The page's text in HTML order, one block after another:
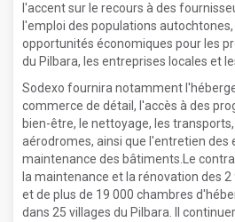
l'accent sur le recours à des
l'emploi des populations
opportunités économiques pour les
du Pilbara, les entreprises locales et
Sodexo fournira notamment
commerce de détail, l'accès à des
bien-être, le nettoyage, les
aérodromes, ainsi que l'entretien des
maintenance des bâtiments.Le
la maintenance et la rénovation des
et de plus de 19 000 chambres
dans 25 villages du Pilbara. Il